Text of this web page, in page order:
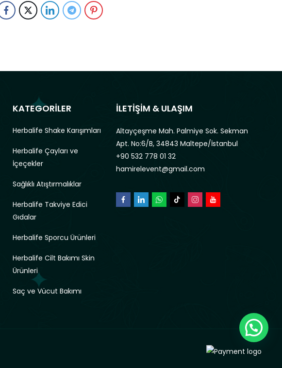
KATEGORİLER
Herbalife Shake Karışımları
Herbalife Çayları ve
İçeçekler
Sağlıklı Atıştırmalıklar
Herbalife Takviye Edici
Gıdalar
Herbalife Sporcu Ürünleri
Herbalife Cilt Bakımı Skin
Ürünleri
Saç ve Vücut Bakımı
İLETİŞİM & ULAŞIM
Altayçeşme Mah. Palmiye Sok. Sekman
Apt. No:6/B, 34843 Maltepe/İstanbul
+90 532 778 01 32
hamirelevent@gmail.com